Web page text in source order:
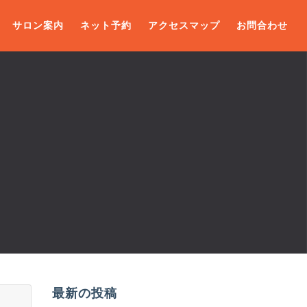
サロン案内 ネット予約 アクセスマップ お問合わせ
最新の投稿